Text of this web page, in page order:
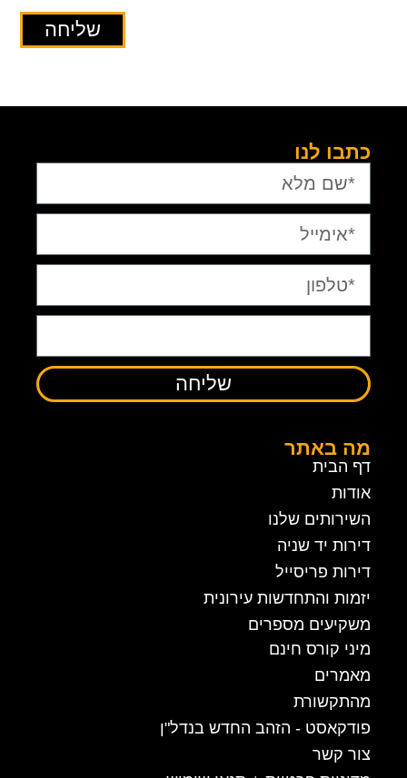
שליחה
כתבו לנו
שליחה
מה באתר
דף הבית
אודות
השירותים שלנו
דירות יד שניה
דירות פריסייל
יזמות והתחדשות עירונית
משקיעים מספרים
מיני קורס חינם
מאמרים
מהתקשורת
פודקאסט - הזהב החדש בנדל"ן
צור קשר